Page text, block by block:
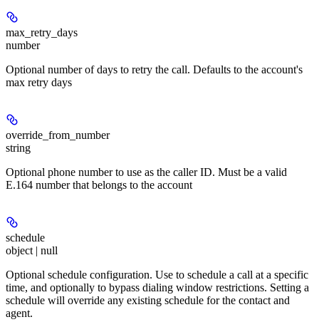
max_retry_days
number
Optional number of days to retry the call. Defaults to the account's
max retry days
override_from_number
string
Optional phone number to use as the caller ID. Must be a valid
E.164 number that belongs to the account
schedule
object | null
Optional schedule configuration. Use to schedule a call at a specific
time, and optionally to bypass dialing window restrictions. Setting a
schedule will override any existing schedule for the contact and
agent.